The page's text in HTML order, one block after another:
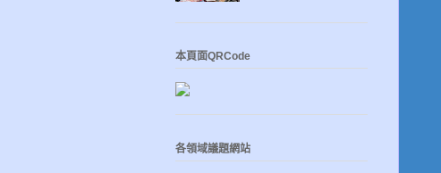
本頁面QRCode
各領域議題網站